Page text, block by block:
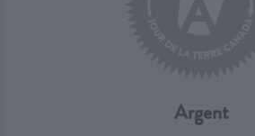
Argent